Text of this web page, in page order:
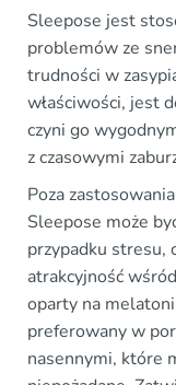
Sleepose jest
problemów ze
trudności w
właściwości, jest
czyni go
z czasowymi
Poza
Sleepose może
przypadku stresu,
atrakcyjność
oparty na
preferowany w
nasennymi, które